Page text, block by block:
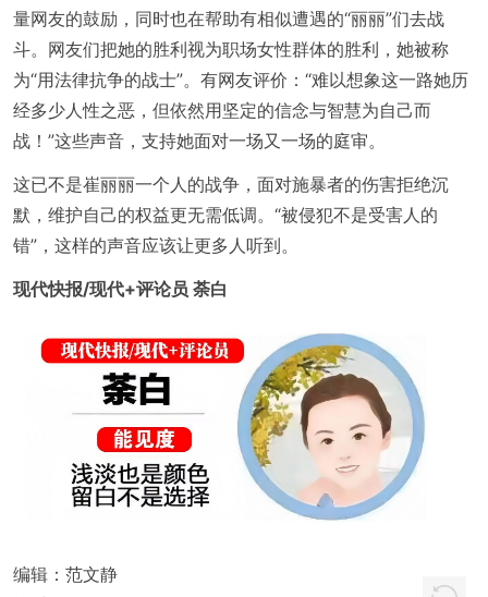
量网友的鼓励，同时也在帮助有相似遭遇的“丽丽”们去战
斗。网友们把她的胜利视为职场女性群体的胜利，她被称
为“用法律抗争的战士”。有网友评价：“难以想象这一路她历
经多少人性之恶，但依然用坚定的信念与智慧为自己而
战！”这些声音，支持她面对一场又一场的庭审。
这已不是崔丽丽一个人的战争，面对施暴者的伤害拒绝沉
默，维护自己的权益更无需低调。“被侵犯不是受害人的
错”，这样的声音应该让更多人听到。
现代快报/现代+评论员 荼白
编辑： 范文静